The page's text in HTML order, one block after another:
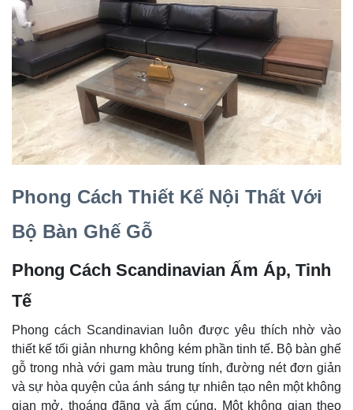
Phong Cách Thiết Kế Nội Thất Với
Bộ Bàn Ghế Gỗ
Phong Cách Scandinavian Ấm Áp, Tinh
Tế
Phong cách Scandinavian luôn được yêu thích nhờ vào
thiết kế tối giản nhưng không kém phần tinh tế. Bộ bàn ghế
gỗ trong nhà với gam màu trung tính, đường nét đơn giản
và sự hòa quyện của ánh sáng tự nhiên tạo nên một không
gian mở, thoáng đãng và ấm cúng. Một không gian theo